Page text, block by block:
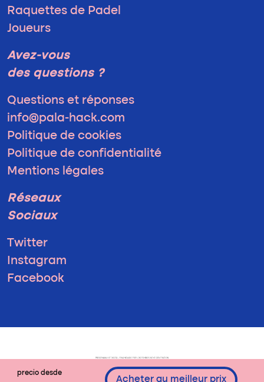
precio desde
Acheter au meilleur prix
Raquettes de Padel
Joueurs
Avez-vous
des questions ?
Questions et réponses
info@pala-hack.com
Politique de cookies
Politique de confidentialité
Mentions légales
Réseaux
Sociaux
Twitter
Instagram
Facebook